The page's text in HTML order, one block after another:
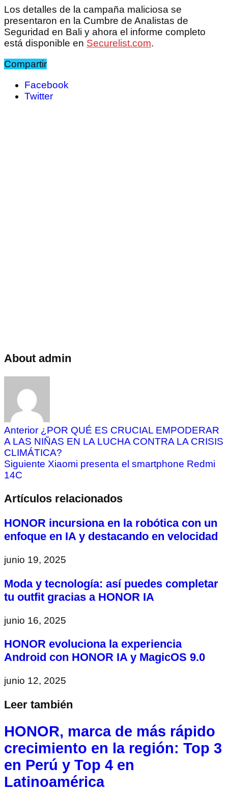
Los detalles de la campaña maliciosa se
presentaron en la Cumbre de Analistas de
Seguridad en Bali y ahora el informe completo
está disponible en Securelist.com.
Compartir
Facebook
Twitter
About admin
Anterior ¿POR QUÉ ES CRUCIAL EMPODERAR
A LAS NIÑAS EN LA LUCHA CONTRA LA CRISIS
CLIMÁTICA?
Siguiente Xiaomi presenta el smartphone Redmi
14C
Artículos relacionados
HONOR incursiona en la robótica con un
enfoque en IA y destacando en velocidad
junio 19, 2025
Moda y tecnología: así puedes completar
tu outfit gracias a HONOR IA
junio 16, 2025
HONOR evoluciona la experiencia
Android con HONOR IA y MagicOS 9.0
junio 12, 2025
Leer también
HONOR, marca de más rápido
crecimiento en la región: Top 3
en Perú y Top 4 en
Latinoamérica